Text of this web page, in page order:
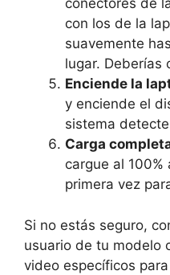
conectores de
con los de la
suavemente
lugar. Deberías
Enciende la
y enciende el
sistema
Carga
cargue al
primera vez
Si no estás seguro,
usuario de tu modelo
video específicos